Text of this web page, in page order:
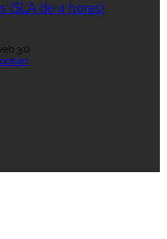
(SLA de 4 horas)
3.0